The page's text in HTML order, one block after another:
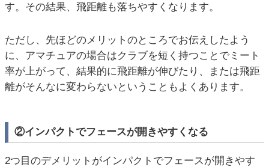
す。その結果、飛距離も落ちやすくなります。
ただし、先ほどのメリットのところでお伝えしたよう
に、アマチュアの場合はクラブを短く持つことでミート
率が上がって、結果的に飛距離が伸びたり、または飛距
離がそんなに変わらないということもよくあります。
②インパクトでフェースが開きやすくなる
2つ目のデメリットがインパクトでフェースが開きやす